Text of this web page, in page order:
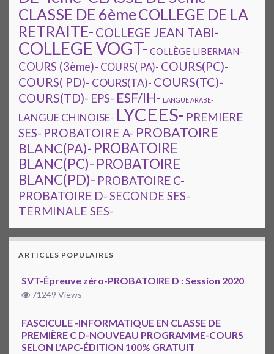
CLASSE DE 6èmeCOLLEGE DE LA
RETRAITE- COLLEGE JEAN TABI-
COLLEGE VOGT- COLLÈGE LIBERMAN-
COURS (3ème)- COURS( PA)- COURS(PC)-
COURS( PD)- COURS(TA)- COURS(TC)-
COURS(TD)- EPS- ESF/IH- LANGUE ARABE-
LANGUE CHINOISE- LYCEES- PREMIERE
SES- PROBATOIRE A- PROBATOIRE
BLANC(PA)- PROBATOIRE
BLANC(PC)- PROBATOIRE
BLANC(PD)- PROBATOIRE C-
PROBATOIRE D-SECONDE SES-
TERMINALE SES-
ARTICLES POPULAIRES
SVT-Épreuve zéro-PROBATOIRE D : Session 2020
71249 Views
FASCICULE -INFORMATIQUE EN CLASSE DE
PREMIÈRE C D-NOUVEAU PROGRAMME-COURS
SELON L’APC-ÉDITION 100% GRATUIT